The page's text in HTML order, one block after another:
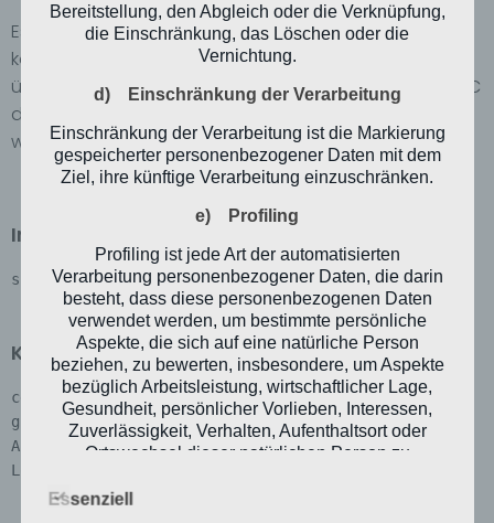
Es ist denkbar einfach, das Projekt unter Linux zu
kompilieren. Dabei müssen zuerst alle nötigen Pakete
über das Terminal installiert und anschließend mit GCC
die Kompilierung ausgeführt werden. Eine Möglichkeit
wird im Folgenden erläutert.
Installation aller nötiger Pakete
sudo apt-get install build-essential
Kompilierung
cd <Pfad zum Ordner SRLinker>
gcc -o SRLinker main.c Root.c Actions/Backup.c
Actions/AuxiliaryFunctions.c Actions/DeviceInfos.c
Logo/Logo.c
Bereitstellung, den Abgleich oder die Verknüpfung,
die Einschränkung, das Löschen oder die
Vernichtung.
d) Einschränkung der Verarbeitung
Einschränkung der Verarbeitung ist die Markierung
gespeicherter personenbezogener Daten mit dem
Ziel, ihre künftige Verarbeitung einzuschränken.
e) Profiling
Profiling ist jede Art der automatisierten
Verarbeitung personenbezogener Daten, die darin
besteht, dass diese personenbezogenen Daten
verwendet werden, um bestimmte persönliche
Aspekte, die sich auf eine natürliche Person
beziehen, zu bewerten, insbesondere, um Aspekte
bezüglich Arbeitsleistung, wirtschaftlicher Lage,
Gesundheit, persönlicher Vorlieben, Interessen,
Zuverlässigkeit, Verhalten, Aufenthaltsort oder
Ortswechsel dieser natürlichen Person zu
Essenziell